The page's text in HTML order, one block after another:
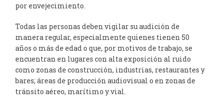
por envejecimiento.
Todas las personas deben vigilar su audición de
manera regular, especialmente quienes tienen 50
años o más de edad o que, por motivos de trabajo, se
encuentran en lugares con alta exposición al ruido
como zonas de construcción, industrias, restaurantes y
bares; áreas de producción audiovisual o en zonas de
tránsito aéreo, marítimo y vial.